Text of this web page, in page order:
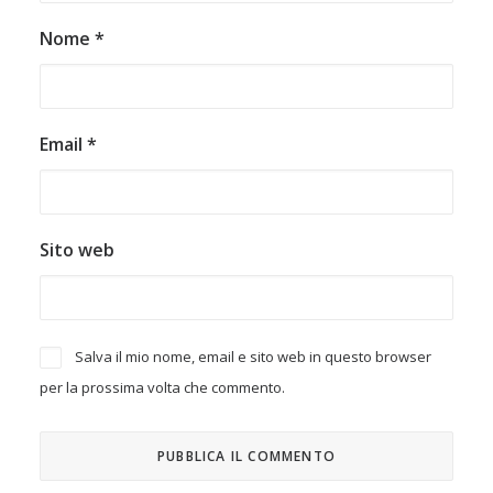
Nome *
Email *
Sito web
Salva il mio nome, email e sito web in questo browser
per la prossima volta che commento.